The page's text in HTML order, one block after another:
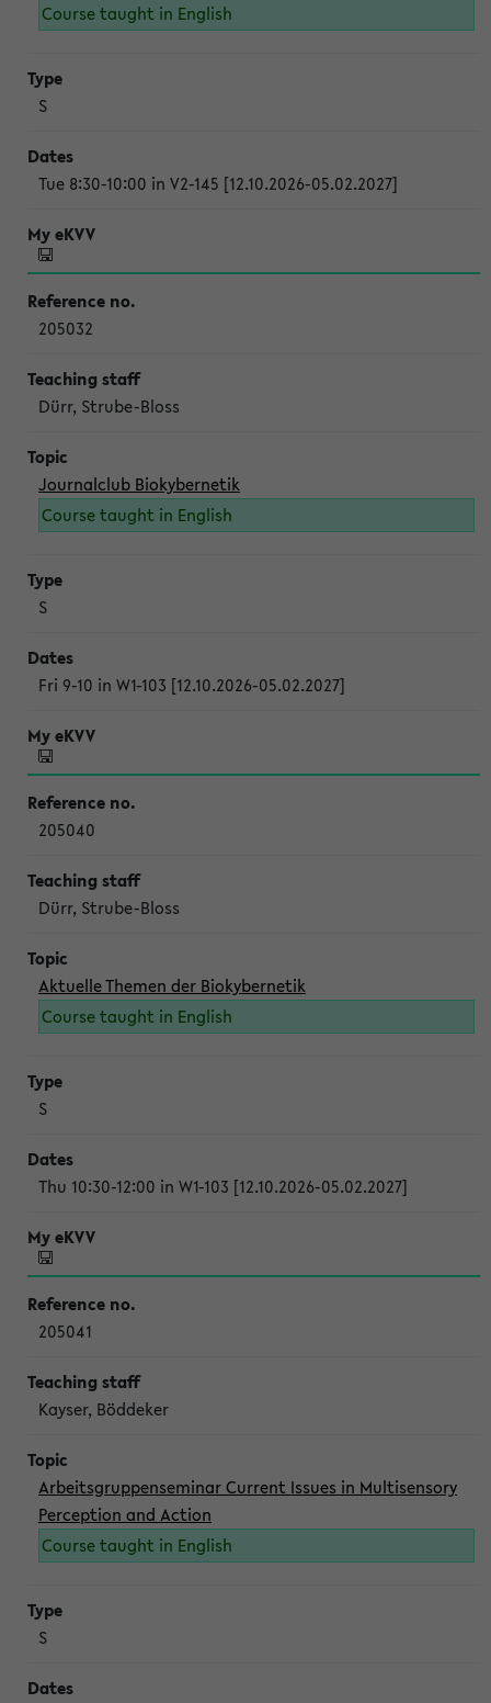
Course taught in English
S
Tue 8:30-10:00 in V2-145 [12.10.2026-05.02.2027]
205032
Dürr, Strube-Bloss
Journalclub Biokybernetik
Course taught in English
S
Fri 9-10 in W1-103 [12.10.2026-05.02.2027]
205040
Dürr, Strube-Bloss
Aktuelle Themen der Biokybernetik
Course taught in English
S
Thu 10:30-12:00 in W1-103 [12.10.2026-05.02.2027]
205041
Kayser, Böddeker
Arbeitsgruppenseminar Current Issues in Multisensory
Perception and Action
Course taught in English
S